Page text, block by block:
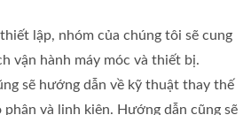
lập, nhóm của chúng tôi sẽ cung
vận hành máy móc và thiết bị.
sẽ hướng dẫn về kỹ thuật thay thế
phận và linh kiện. Hướng dẫn cũng sẽ